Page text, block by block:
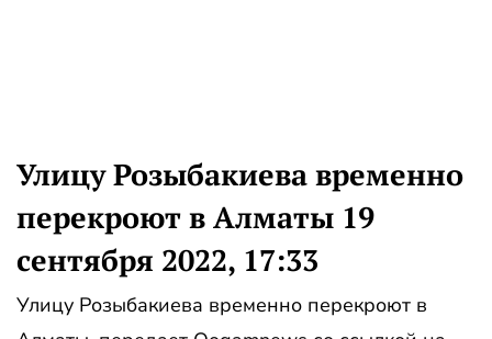
Улицу Розыбакиева временно
перекроют в Алматы 19
сентября 2022, 17:33
Улицу Розыбакиева временно перекроют в